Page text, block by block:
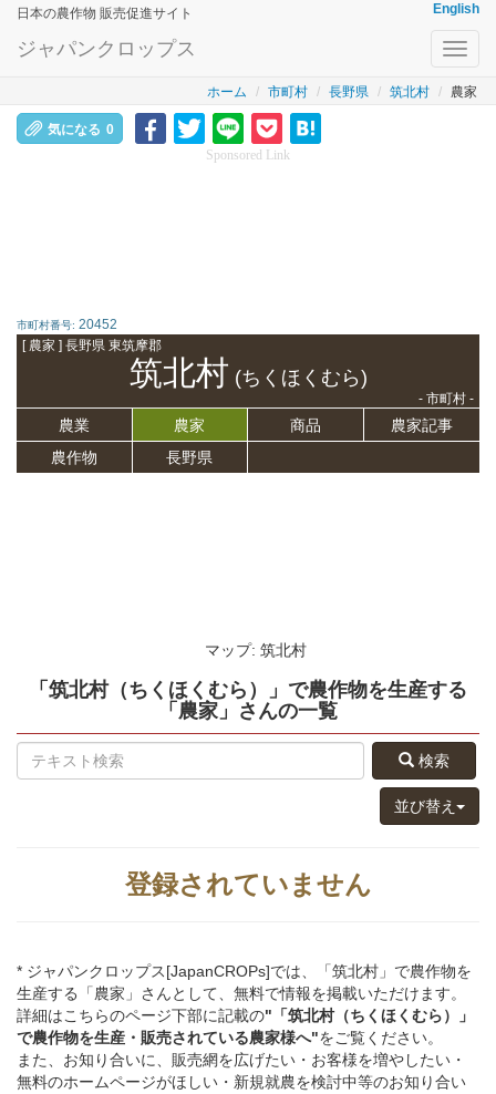
日本の農作物 販売促進サイト English
ジャパンクロップス
ホーム 市町村 長野県 筑北村 農家
気になる 0
Sponsored Link
市町村番号: 20452
[ 農家 ] 長野県 東筑摩郡
筑北村 (ちくほくむら)
- 市町村 -
農業 農家 商品
農家記事
農作物
長野県
マップ: 筑北村
「筑北村（ちくほくむら）」 で農作物を生産する
「農家」さんの一覧
検索
並び替え
登録されていません
* ジャパンクロップス[JapanCROPs]では、「筑北村」で農作物を
生産する「農家」さんとして、無料で情報を掲載いただけます。
詳細はこちらのページ下部に記載の"「筑北村（ちくほくむら）」
で農作物を生産・販売されている農家様へ"をご覧ください。
また、お知り合いに、販売網を広げたい・お客様を増やしたい・
無料のホームページがほしい・新規就農を検討中等のお知り合い